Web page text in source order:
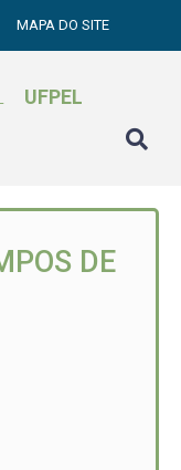
MAPA DO SITE
UFPEL
DE